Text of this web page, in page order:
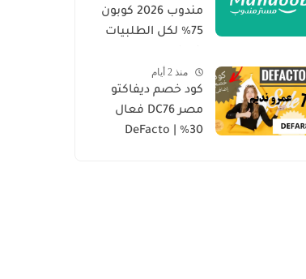
مندوب 2026 كوبون
75% لكل الطلبيات
منذ 2 أيام
كود خصم ديفاكتو
مصر DC76 فعال
30% | DeFacto